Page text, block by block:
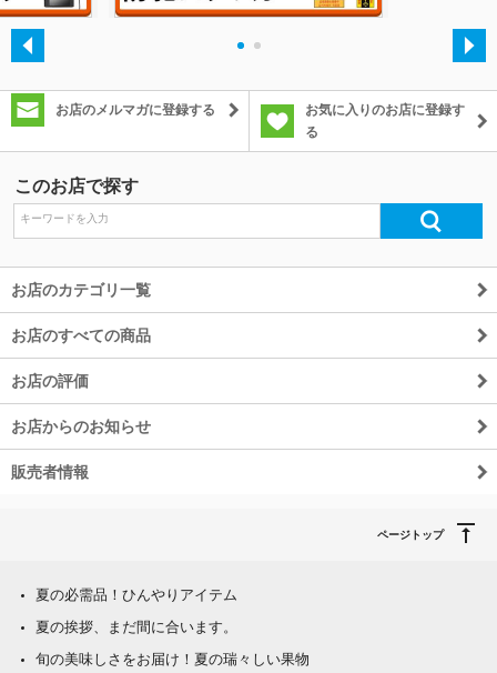
お店のメルマガに登録する
お気に入りのお店に登録す
る
このお店で探す
お店のカテゴリ一覧
お店のすべての商品
お店の評価
お店からのお知らせ
販売者情報
ページトップ
夏の必需品！ひんやりアイテム
夏の挨拶、まだ間に合います。
旬の美味しさをお届け！夏の瑞々しい果物